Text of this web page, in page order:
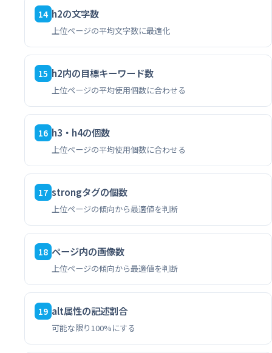
14 h2の文字数
上位ページの平均文字数に最適化
15 h2内の目標キーワード数
上位ページの平均使用個数に合わせる
16 h3・h4の個数
上位ページの平均使用個数に合わせる
17 strongタグの個数
上位ページの傾向から最適値を判断
18 ページ内の画像数
上位ページの傾向から最適値を判断
19 alt属性の記述割合
可能な限り100%にする